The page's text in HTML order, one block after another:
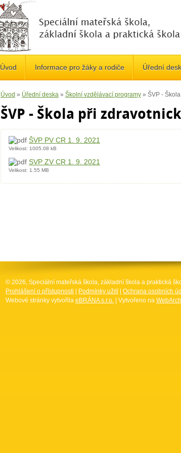
Úvod Informace pro žáky a rodiče Úřední
Úvod » Úřední deska » Školní vzdělávací programy » ŠVP -
ŠVP - Škola při
ŠVP PV CR 1. 9. 2021
Velikost: 1005.08 kB
SVP ZV CR 1. 9. 2021
Velikost: 1.55 MB
© 2026, Speciální mateřská škola, základní škola a praktická
Prohlášení o přístupnosti
Podmínky užití Ochrana osobních
Webové stránky vytvořila eBRÁNA s.r.o. | Vytvořeno na